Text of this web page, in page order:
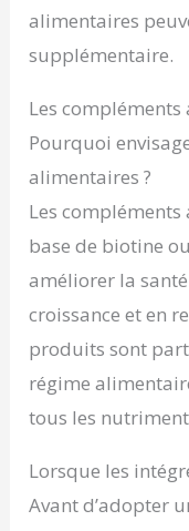
alimentaires
supplémentaire.
Les
Pourquoi
alimentaires ?
Les
base de biotine
améliorer la
croissance et en
produits sont
régime
tous les
Lorsque les
Avant d’adopter